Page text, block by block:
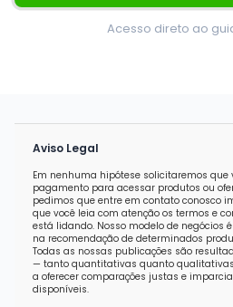
Acesso direto ao
Aviso Legal
Em nenhuma hipótese solicitaremos que
pagamento para acessar produtos ou
pedimos que entre em contato conosco
que você leia com atenção os termos e
está lidando. Nosso modelo de negócios
na recomendação de determinados
Todas as nossas publicações são
— tanto quantitativas quanto
a oferecer comparações justas e
disponíveis.